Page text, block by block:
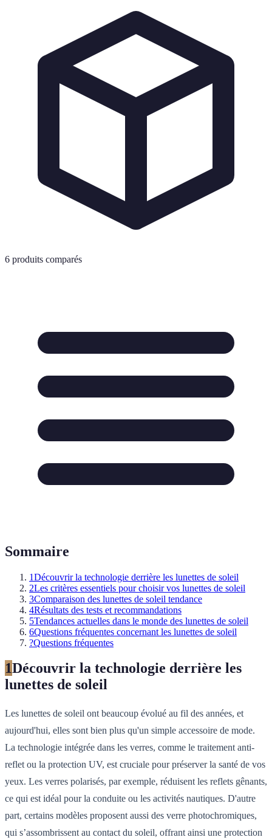
6 produits comparés
Sommaire
1Découvrir la technologie derrière les lunettes de soleil
2Les critères essentiels pour choisir vos lunettes de soleil
3Comparaison des lunettes de soleil tendance
4Résultats des tests et recommandations
5Tendances actuelles dans le monde des lunettes de soleil
6Questions fréquentes concernant les lunettes de soleil
?Questions fréquentes
1Découvrir la technologie derrière les
lunettes de soleil
Les lunettes de soleil ont beaucoup évolué au fil des années, et
aujourd'hui, elles sont bien plus qu'un simple accessoire de mode.
La technologie intégrée dans les verres, comme le traitement anti-
reflet ou la protection UV, est cruciale pour préserver la santé de vos
yeux. Les verres polarisés, par exemple, réduisent les reflets gênants,
ce qui est idéal pour la conduite ou les activités nautiques. D'autre
part, certains modèles proposent aussi des verre photochromiques,
qui s’assombrissent au contact du soleil, offrant ainsi une protection